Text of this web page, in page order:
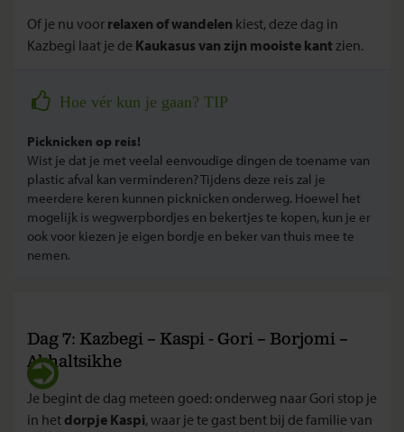
Of je nu voor relaxen of wandelen kiest, deze dag in
Kazbegi laat je de Kaukasus van zijn mooiste kant zien.
Hoe vér kun je gaan? TIP
Picknicken op reis!
Wist je dat je met veelal eenvoudige dingen de toename van
plastic afval kan verminderen? Tijdens deze reis zal je
meerdere keren kunnen picknicken onderweg. Hoewel het
mogelijk is wegwerpbordjes en bekertjes te kopen, kun je er
ook voor kiezen je eigen bordje en beker van thuis mee te
nemen.
Dag 7: Kazbegi – Kaspi - Gori – Borjomi –
Akhaltsikhe
Je begint de dag meteen goed: onderweg naar Gori stop je
in het dorpje Kaspi, waar je te gast bent bij de familie van